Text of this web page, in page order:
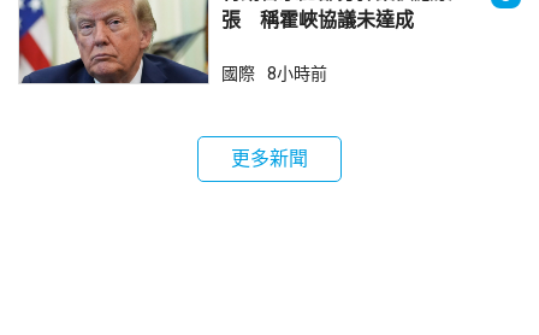
張 稱霍峽協議未達成
國際 8小時前
更多新聞